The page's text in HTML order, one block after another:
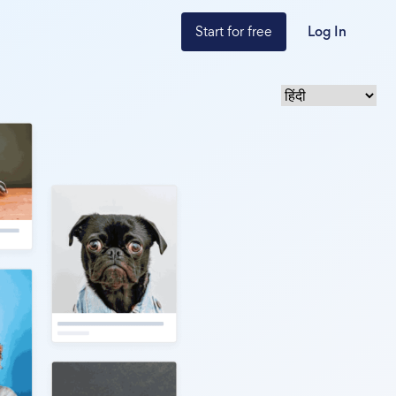
Start for free Log In